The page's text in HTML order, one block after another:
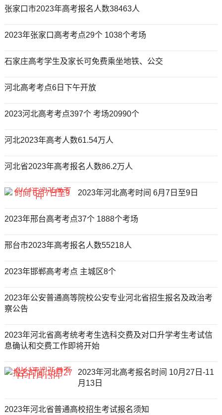
张家口市2023年高考报名人数38463人
2023年张家口高考考点29个 1038个考场
石家庄高考学生及家长可免费乘坐地铁、公交
河北高考考点6日下午开放
2023河北高考考点397个 考场20990个
河北2023年高考人数61.54万人
河北省2023年高考报名人数86.2万人
2023年河北高考时间 6月7日至9日
2023年邢台高考考点37个 1888个考场
邢台市2023年高考报名人数55218人
2023年邯郸高考考点 主城区8个
2023年公安普通高等院校公安专业河北省招生报名及政治考
察公告
2023年河北省高考统考考生选科交费及对口升学考生考试信
息确认和交费工作即将开始
2023年河北高考报名时间 10月27日-11
月13日
2023年河北省普通高校招生考试报名须知